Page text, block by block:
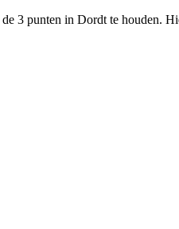
3 punten in Dordt te houden.